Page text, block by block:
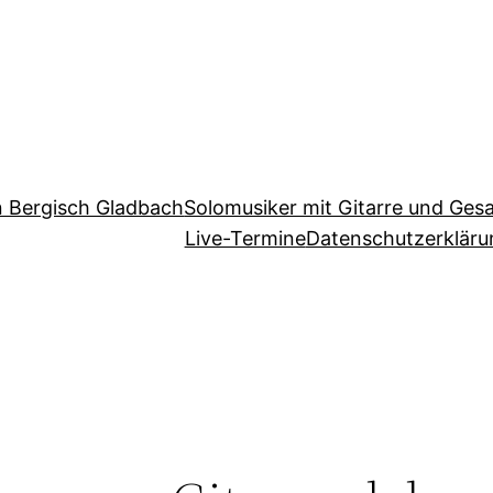
GladbachSolomusiker mit Gitarre und
Live-Termine